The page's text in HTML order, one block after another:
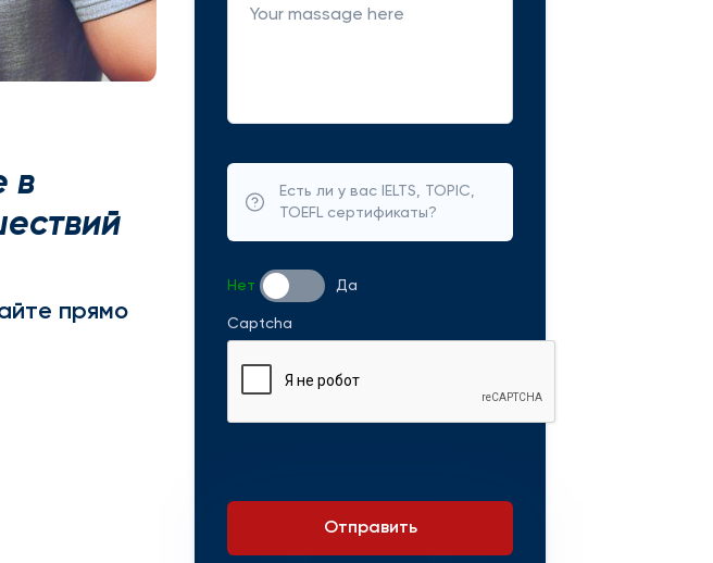
в
прямо
Есть ли у вас IELTS, TOPIC,
TOEFL сертификаты?
Нет Да
Captcha
Отправить